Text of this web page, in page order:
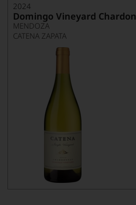
2024
Domingo Vineyard
MENDOZA
CATENA ZAPATA